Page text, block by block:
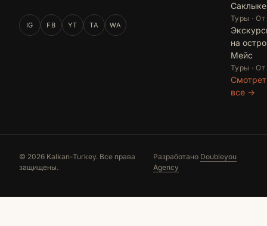
IG FB YT TA WA
Туры ·
на
Мейс
Туры ·
все →
© 2026 Kalkan-Turkey. Все права
защищены.
Разработано Doubleyou
Agency